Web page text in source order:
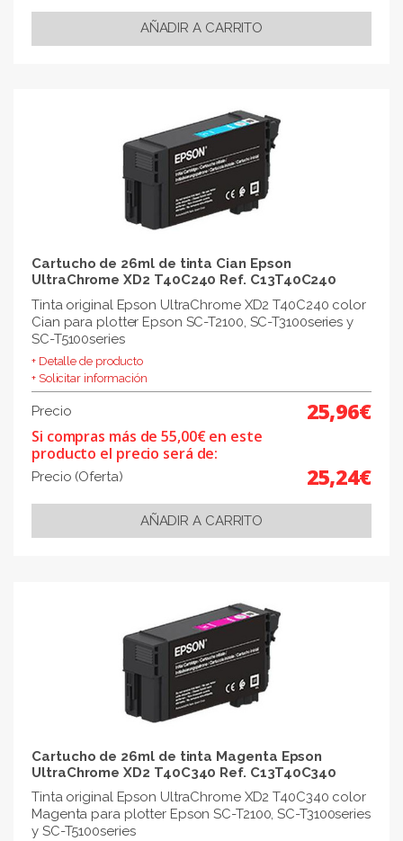
Cartucho de 26ml de tinta Cian Epson
UltraChrome XD2 T40C240 Ref. C13T40C240
Tinta original Epson UltraChrome XD2 T40C240 color
Cian para plotter Epson SC-T2100, SC-T3100series y
SC-T5100series
+ Detalle de producto
+ Solicitar información
Precio 25,96€
Si compras más de 55,00€ en este
producto el precio será de:
Precio (Oferta) 25,24€
Cartucho de 26ml de tinta Magenta Epson
UltraChrome XD2 T40C340 Ref. C13T40C340
Tinta original Epson UltraChrome XD2 T40C340 color
Magenta para plotter Epson SC-T2100, SC-T3100series
y SC-T5100series